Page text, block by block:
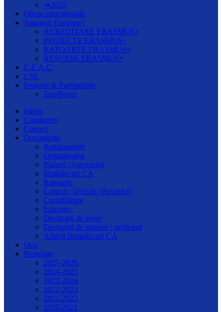
➔2020
Oferta educațională
Anunțuri Erasmus+
ACREDITARE ERASMUS+
PROIECTE ERASMUS+
RAPOARTE ERASMUS+
RESURSE ERASMUS+
C.E.A.C.
CȘE
Proiecte & Parteneriate
Tea-Borgs
Istoric
Conducere
Contact
Documente
Regulamente
Organigrama
Planuri | Autorizații
Hotărâri ale CA
Rapoarte
Comisii | Decizii | Proceduri
Contabilitate
Educativ
Declarații de avere
Declarații de interese | profesori
Arhivă Hotărâri ale CA
Orar
Rezultate
2025-2026
2024-2025
2023-2024
2022-2023
2021-2022
2020-2021